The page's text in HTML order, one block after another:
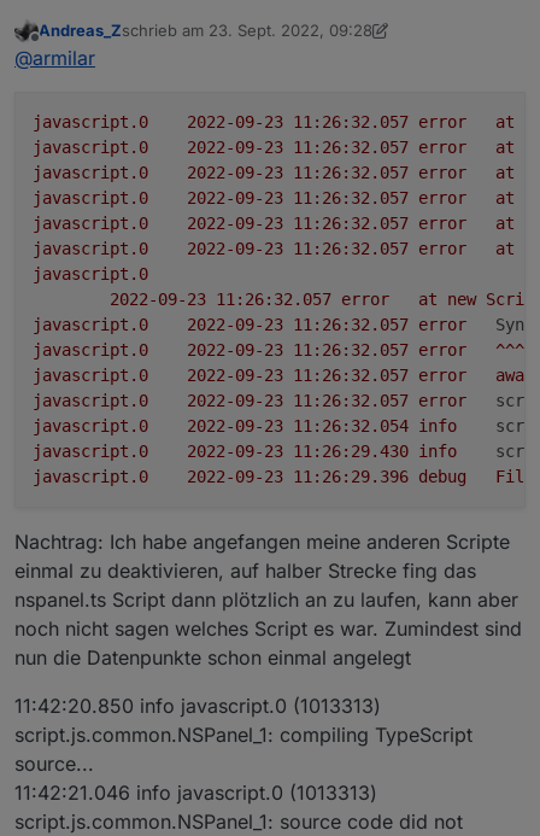
kopiert und nur den export-Part bisher angepasst:
export const config: Config = {
panelRecvTopic:
panelSendTopic:
firstScreensaverEntity: {
secondScreensaverEntity: {
thirdScreensaverEntity: {
fourthScreensaverEntity: {
    alternativeScreensaverLayout: false,
    autoWeatherColorScreensaverLayout: true,
mrIcon1ScreensaverEntity: {
mrIcon2ScreensaverEntity: {
    timeoutScreensaver: 15,
Neben dem Script gibt es diesen Schraubenschlüssel.
Bitte mal verbose anhaken, script kompilieren und dann
den Inhalt aus dem Log senden. Finde das sehr
mysteriös
Offline
Andreas_Zschrieb am 23. Sept. 2022, 09:28
zuletzt editiert von Andreas_Z
@armilar
javascript.0 error at
javascript.0
error at
javascript.0
error at
javascript.0
error at
javascript.0
error at
javascript.0
error at
javascript.0
error at new
javascript.0
error
javascript.0
error
javascript.0
error
javascript.0
error
javascript.0
info
javascript.0
info
javascript.0
debug File
Nachtrag: Ich habe angefangen meine anderen Scripte
einmal zu deaktivieren, auf halber Strecke fing das
nspanel.ts Script dann plötzlich an zu laufen, kann aber
noch nicht sagen welches Script es war. Zumindest sind
nun die Datenpunkte schon einmal angelegt
11:42:20.850 info javascript.0 (1013313)
script.js.common.NSPanel_1: compiling TypeScript
source...
11:42:21.046 info javascript.0 (1013313)
script.js.common.NSPanel_1: source code did not